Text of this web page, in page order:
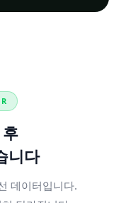
니다
데이터입니다.